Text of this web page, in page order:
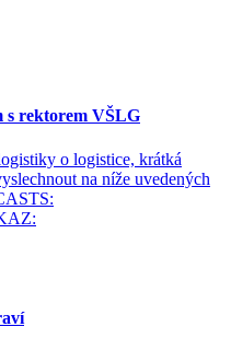
s rektorem VŠLG
o logistice, krátká
na níže uvedených